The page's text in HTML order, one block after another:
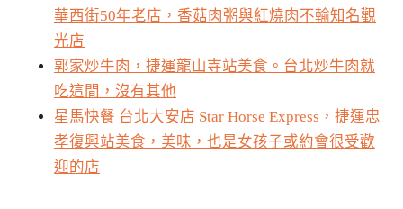
華西街50年老店，香菇肉粥與紅燒肉不輸知名觀
光店
郭家炒牛肉，捷運龍山寺站美食。台北炒牛肉就
吃這間，沒有其他
星馬快餐 台北大安店 Star Horse Express，捷運忠
孝復興站美食，美味，也是女孩子或約會很受歡
迎的店